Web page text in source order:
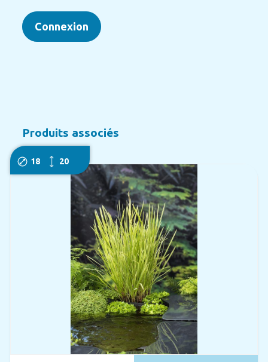
Connexion
Produits associés
18 20